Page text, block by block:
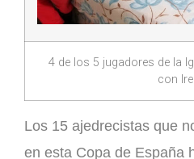
4 de los 5 jugadores de la
con
Los 15 ajedrecistas que
en esta Copa de España